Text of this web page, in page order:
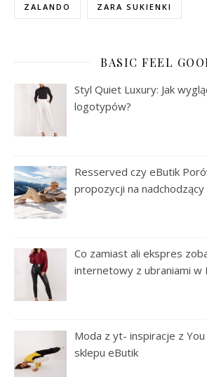
ZALANDO ZARA SUKIENKI
BASIC FEEL
Styl Quiet Luxury: Jak
logotypów?
Resserved czy eButik
propozycji na
Co zamiast ali ekspres
internetowy z ubraniami w
Moda z yt- inspiracje z
sklepu eButik